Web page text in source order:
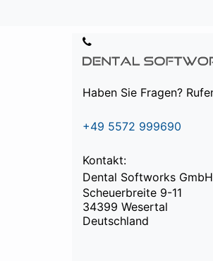
Haben Sie Fragen?
+49 5572 999690
Kontakt:
Dental Softworks GmbH
Scheuerbreite 9-11
34399 Wesertal
Deutschland